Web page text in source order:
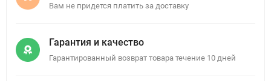
Вам не придется платить за доставку
Гарантия и качество
Гарантированный возврат товара течение 10 дней